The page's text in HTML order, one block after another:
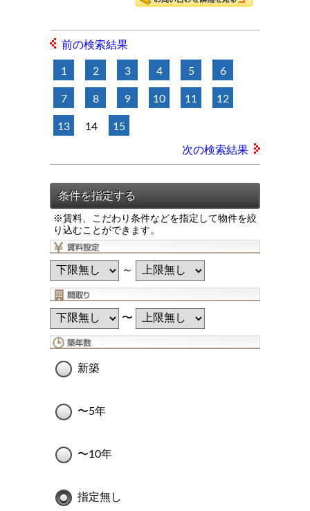
前の検索結果
1 2 3 4 5 6
7 8 9 10 11 12
13 14 15
次の検索結果
※賃料、こだわり条件などを指定して物件を絞
り込むことができます。
～
〜
新築
〜5年
〜10年
指定無し